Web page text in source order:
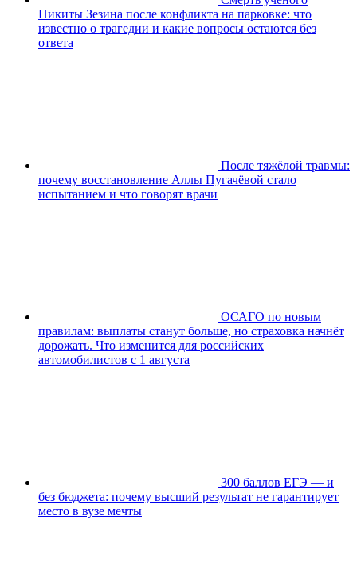
Никиты Зезина после конфликта на парковке: что
известно о трагедии и какие вопросы остаются без
ответа
После тяжёлой травмы:
почему восстановление Аллы Пугачёвой стало
испытанием и что говорят врачи
ОСАГО по новым
правилам: выплаты станут больше, но страховка начнёт
дорожать. Что изменится для российских
автомобилистов с 1 августа
300 баллов ЕГЭ — и
без бюджета: почему высший результат не гарантирует
место в вузе мечты